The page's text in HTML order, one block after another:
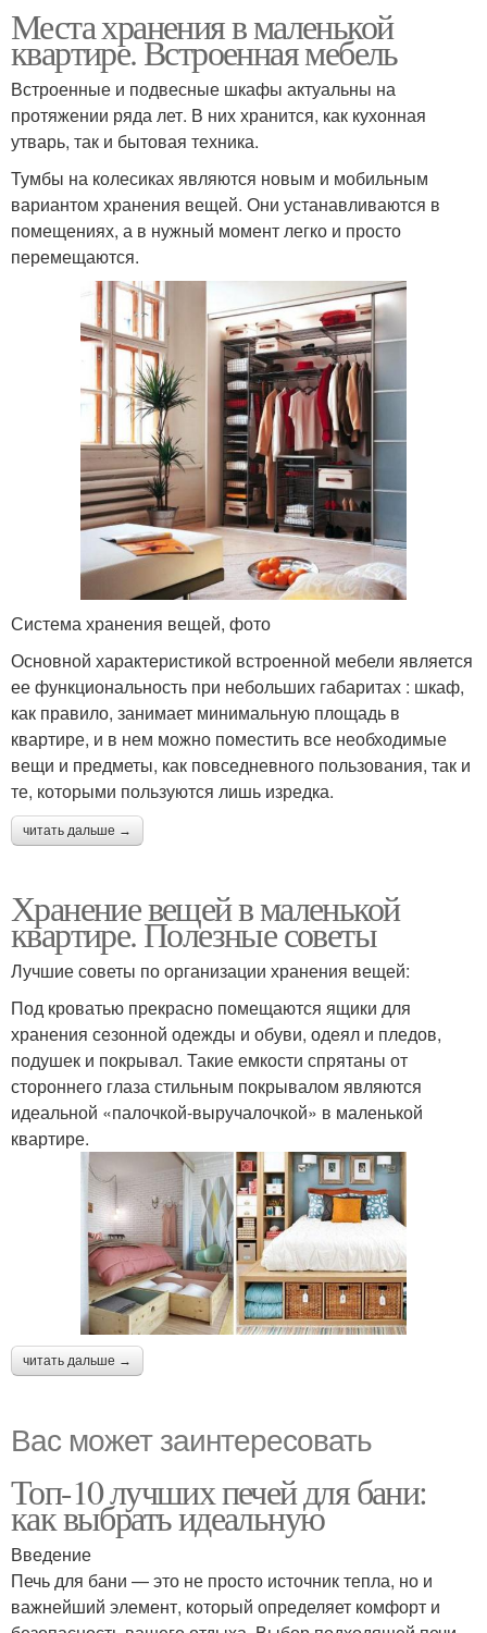
Места хранения в маленькой
квартире. Встроенная мебель
Встроенные и подвесные шкафы актуальны на
протяжении ряда лет. В них хранится, как кухонная
утварь, так и бытовая техника.
Тумбы на колесиках являются новым и мобильным
вариантом хранения вещей. Они устанавливаются в
помещениях, а в нужный момент легко и просто
перемещаются.
Система хранения вещей, фото
Основной характеристикой встроенной мебели является
ее функциональность при небольших габаритах : шкаф,
как правило, занимает минимальную площадь в
квартире, и в нем можно поместить все необходимые
вещи и предметы, как повседневного пользования, так и
те, которыми пользуются лишь изредка.
читать дальше →
Хранение вещей в маленькой
квартире. Полезные советы
Лучшие советы по организации хранения вещей:
Под кроватью прекрасно помещаются ящики для
хранения сезонной одежды и обуви, одеял и пледов,
подушек и покрывал. Такие емкости спрятаны от
стороннего глаза стильным покрывалом являются
идеальной «палочкой-выручалочкой» в маленькой
квартире.
читать дальше →
Вас может заинтересовать
Топ-10 лучших печей для бани:
как выбрать идеальную
Введение
Печь для бани — это не просто источник тепла, но и
важнейший элемент, который определяет комфорт и